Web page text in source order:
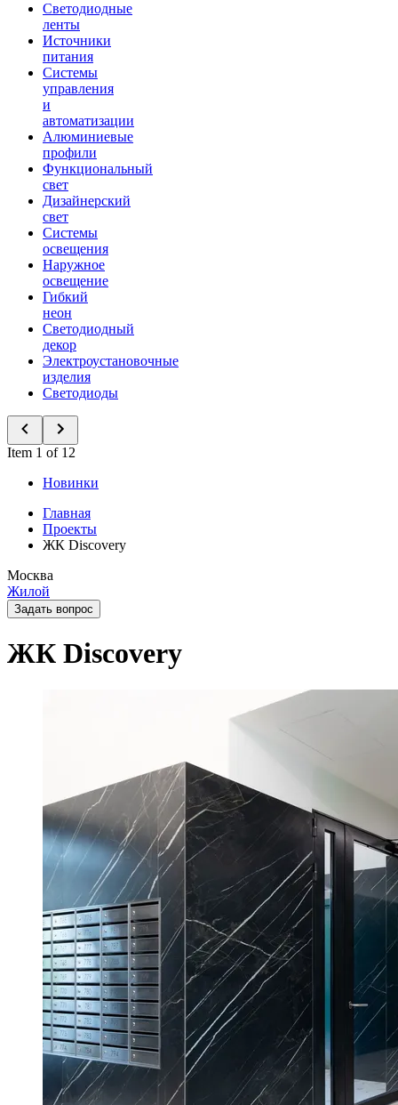
Светодиодные
ленты
Источники
питания
Системы
управления
и
автоматизации
Алюминиевые
профили
Функциональный
свет
Дизайнерский
свет
Системы
освещения
Наружное
освещение
Гибкий
неон
Светодиодный
декор
Электроустановочные
изделия
Светодиоды
Item 1 of 12
Новинки
Главная
Проекты
ЖК Discovery
Москва
Жилой
Задать вопрос
ЖК Discovery